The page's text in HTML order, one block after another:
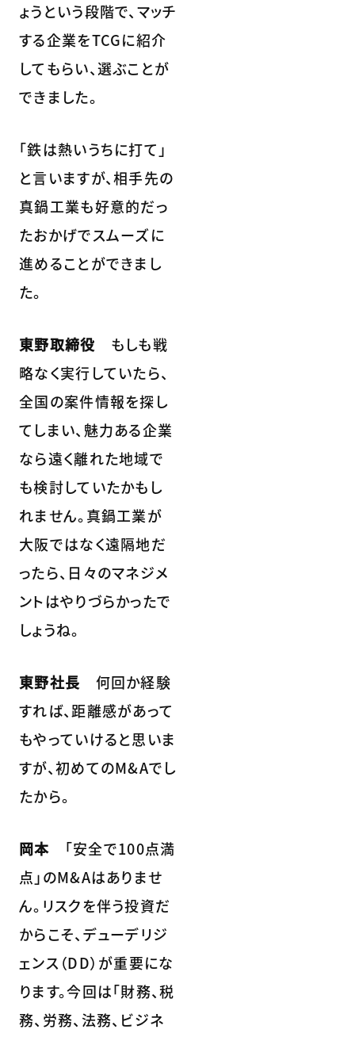
ょうという段階で、マッチ
する企業をTCGに紹介
してもらい、選ぶことが
できました。
「鉄は熱いうちに打て」
と言いますが、相手先の
真鍋工業も好意的だっ
たおかげでスムーズに
進めることができまし
た。
東野取締役 もしも戦
略なく実行していたら、
全国の案件情報を探し
てしまい、魅力ある企業
なら遠く離れた地域で
も検討していたかもし
れません。真鍋工業が
大阪ではなく遠隔地だ
ったら、日々のマネジメ
ントはやりづらかったで
しょうね。
東野社長 何回か経験
すれば、距離感があって
もやっていけると思いま
すが、初めてのM&Aでし
たから。
岡本 「安全で100点満
点」のM&Aはありませ
ん。リスクを伴う投資だ
からこそ、デューデリジ
ェンス（DD）が重要にな
ります。今回は「財務、税
務、労務、法務、ビジネ